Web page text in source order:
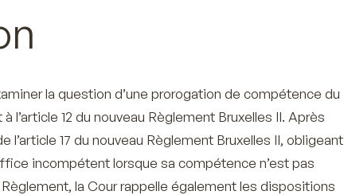
la question d’une prorogation de compétence du
l’article 12 du nouveau Règlement Bruxelles II. Après
l’article 17 du nouveau Règlement Bruxelles II, obligeant
incompétent lorsque sa compétence n’est pas
la Cour rappelle également les dispositions